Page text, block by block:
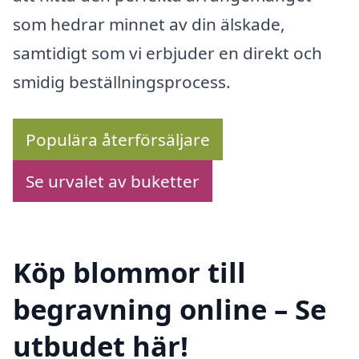
som hedrar minnet av din älskade,
samtidigt som vi erbjuder en direkt och
smidig beställningsprocess.
Populära återförsäljare
Se urvalet av buketter
Köp blommor till
begravning online – Se
utbudet här!